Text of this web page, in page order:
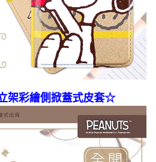
架彩繪側掀蓋式皮套☆